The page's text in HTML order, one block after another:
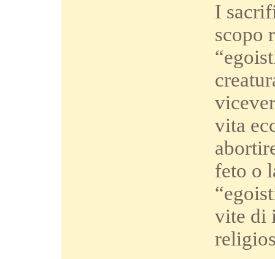
I
scopo
vita
feto o
vite di